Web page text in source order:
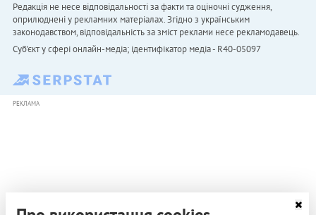
Редакція не несе відповідальності за факти та оціночні судження,
оприлюднені у рекламних матеріалах. Згідно з українським
законодавством, відповідальність за зміст реклами несе рекламодавець.
Cуб'єкт у сфері онлайн-медіа; ідентифікатор медіа - R40-05097
РЕКЛАМА